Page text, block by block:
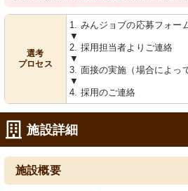
選考
プロセス
1. みんジョブの応募フォー
▼
2. 採用担当者よりご連絡
▼
3. 面接の実施（場合によっ
▼
4. 採用のご連絡
施設詳細
施設概要